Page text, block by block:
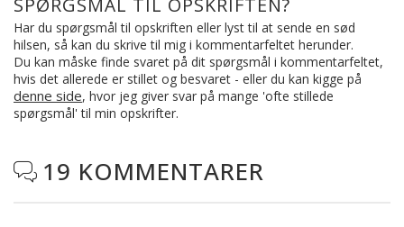
SPØRGSMÅL TIL OPSKRIFTEN?
Har du spørgsmål til opskriften eller lyst til at sende en sød
hilsen, så kan du skrive til mig i kommentarfeltet herunder.
Du kan måske finde svaret på dit spørgsmål i kommentarfeltet,
hvis det allerede er stillet og besvaret - eller du kan kigge på
denne side, hvor jeg giver svar på mange 'ofte stillede
spørgsmål' til min opskrifter.
 19 KOMMENTARER